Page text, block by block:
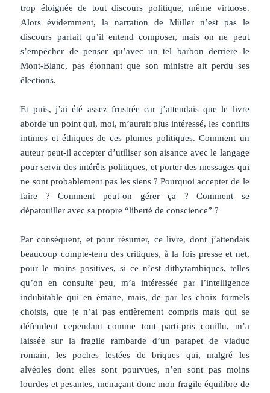
trop éloignée de tout discours politique, même virtuose.
Alors évidemment, la narration de Müller n’est pas le
discours parfait qu’il entend composer, mais on ne peut
s’empêcher de penser qu’avec un tel barbon derrière le
Mont-Blanc, pas étonnant que son ministre ait perdu ses
élections.
Et puis, j’ai été assez frustrée car j’attendais que le livre
aborde un point qui, moi, m’aurait plus intéressé, les conflits
intimes et éthiques de ces plumes politiques. Comment un
auteur peut-il accepter d’utiliser son aisance avec le langage
pour servir des intérêts politiques, et porter des messages qui
ne sont probablement pas les siens ? Pourquoi accepter de le
faire ? Comment peut-on gérer ça ? Comment se
dépatouiller avec sa propre “liberté de conscience” ?
Par conséquent, et pour résumer, ce livre, dont j’attendais
beaucoup compte-tenu des critiques, à la fois presse et net,
pour le moins positives, si ce n’est dithyrambiques, telles
qu’on en consulte peu, m’a intéressée par l’intelligence
indubitable qui en émane, mais, de par les choix formels
choisis, que je n’ai pas entièrement compris mais qui se
défendent cependant comme tout parti-pris couillu, m’a
laissée sur la fragile rambarde d’un parapet de viaduc
romain, les poches lestées de briques qui, malgré les
alvéoles dont elles sont pourvues, n’en sont pas moins
lourdes et pesantes, menaçant donc mon fragile équilibre de